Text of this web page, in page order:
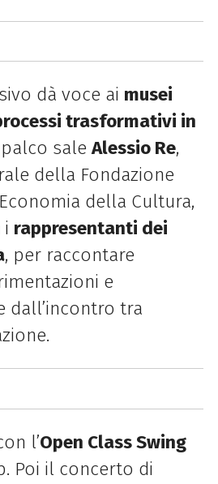
dà voce ai musei
trasformativi in
palco saleAlessio Re,
della Fondazione
della Cultura,
rappresentanti dei
, per raccontare
e
dall’incontro tra
l’Open Class Swing
Poi il concerto di